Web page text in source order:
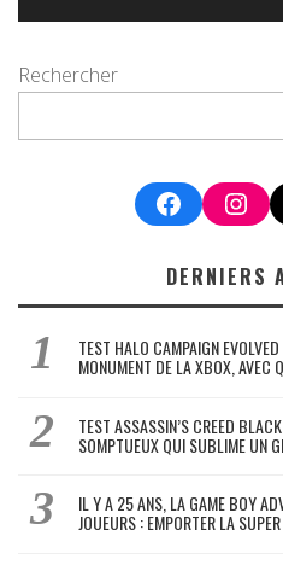
Rechercher
Facebook
DERNIERS
TEST HALO CAMPAIGN
MONUMENT DE LA XBOX, AVEC
TEST ASSASSIN’S CREED
SOMPTUEUX QUI SUBLIME UN
IL Y A 25 ANS, LA GAME BOY
JOUEURS : EMPORTER LA